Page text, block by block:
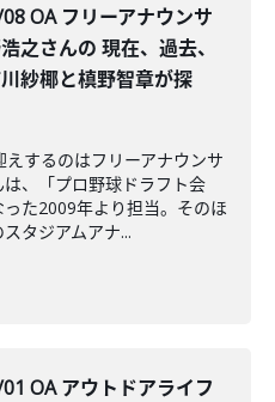
OA フリーアナウンサ
之さんの 現在、過去、
紗椰と槙野智章が探
するのはフリーアナウンサ
、「プロ野球ドラフト会
た2009年より担当。そのほ
タジアムアナ...
OA アウトドアライフ